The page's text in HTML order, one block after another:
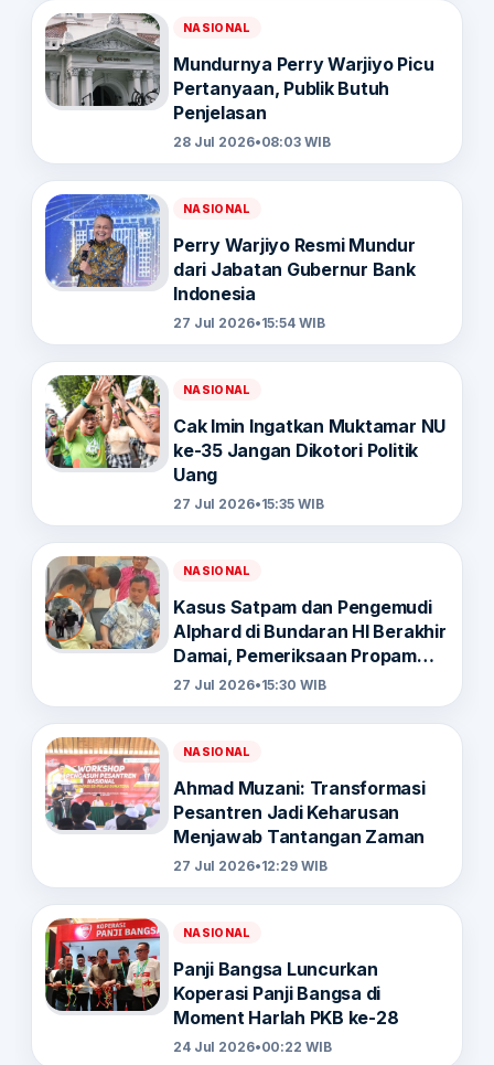
NASIONAL
Mundurnya Perry Warjiyo Picu
Pertanyaan, Publik Butuh
Penjelasan
28 Jul 2026•08:03 WIB
NASIONAL
Perry Warjiyo Resmi Mundur
dari Jabatan Gubernur Bank
Indonesia
27 Jul 2026•15:54 WIB
NASIONAL
Cak Imin Ingatkan Muktamar NU
ke-35 Jangan Dikotori Politik
Uang
27 Jul 2026•15:35 WIB
NASIONAL
Kasus Satpam dan Pengemudi
Alphard di Bundaran HI Berakhir
Damai, Pemeriksaan Propam
Tetap Berjalan
27 Jul 2026•15:30 WIB
NASIONAL
Ahmad Muzani: Transformasi
Pesantren Jadi Keharusan
Menjawab Tantangan Zaman
27 Jul 2026•12:29 WIB
NASIONAL
Panji Bangsa Luncurkan
Koperasi Panji Bangsa di
Moment Harlah PKB ke-28
24 Jul 2026•00:22 WIB